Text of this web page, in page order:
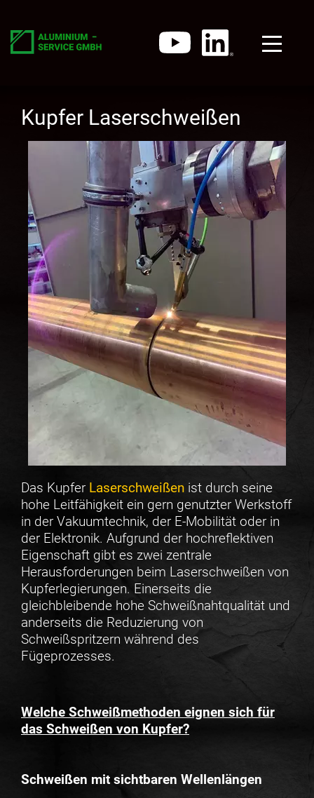
Kupfer Laserschweißen
Das Kupfer Laserschweißen ist durch seine
hohe Leitfähigkeit ein gern genutzter Werkstoff
in der Vakuumtechnik, der E-Mobilität oder in
der Elektronik. Aufgrund der hochreflektiven
Eigenschaft gibt es zwei zentrale
Herausforderungen beim Laserschweißen von
Kupferlegierungen. Einerseits die
gleichbleibende hohe Schweißnahtqualität und
anderseits die Reduzierung von
Schweißspritzern während des
Fügeprozesses.
Welche Schweißmethoden eignen sich für
das Schweißen von Kupfer?
Schweißen mit sichtbaren Wellenlängen